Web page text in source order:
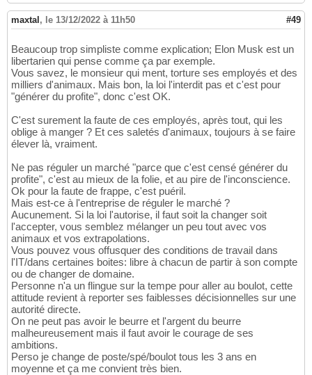
maxtal, le 13/12/2022 à 11h50 #49
Beaucoup trop simpliste comme explication; Elon Musk est un
libertarien qui pense comme ça par exemple.
Vous savez, le monsieur qui ment, torture ses employés et des
milliers d'animaux. Mais bon, la loi l'interdit pas et c'est pour
"générer du profite", donc c'est OK.
C'est surement la faute de ces employés, après tout, qui les
oblige à manger ? Et ces saletés d'animaux, toujours à se faire
élever là, vraiment.
Ne pas réguler un marché "parce que c'est censé générer du
profite", c'est au mieux de la folie, et au pire de l'inconscience.
Ok pour la faute de frappe, c'est puéril.
Mais est-ce à l'entreprise de réguler le marché ?
Aucunement. Si la loi l'autorise, il faut soit la changer soit
l'accepter, vous semblez mélanger un peu tout avec vos
animaux et vos extrapolations.
Vous pouvez vous offusquer des conditions de travail dans
l'IT/dans certaines boites: libre à chacun de partir à son compte
ou de changer de domaine.
Personne n'a un flingue sur la tempe pour aller au boulot, cette
attitude revient à reporter ses faiblesses décisionnelles sur une
autorité directe.
On ne peut pas avoir le beurre et l'argent du beurre
malheureusement mais il faut avoir le courage de ses
ambitions.
Perso je change de poste/spé/boulot tous les 3 ans en
moyenne et ça me convient très bien.